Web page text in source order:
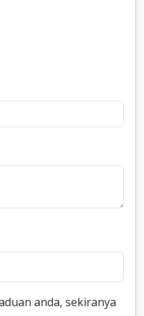
anda, sekiranya